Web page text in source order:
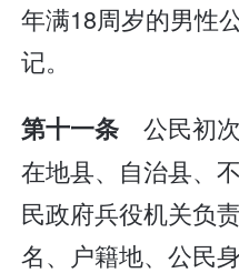
年满18周岁的男性
记。
第十一条公民初
在地县、自治县、
民政府兵役机关负
名、户籍地、公民